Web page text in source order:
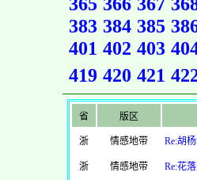
383 384 385
401 402 403
419 420 421
省 版区
浙 情感地带 Re:胡
浙 情感地带 Re:花